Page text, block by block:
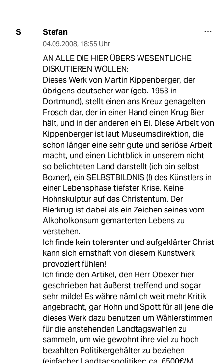
S Stefan
04.09.2008, 18:55 Uhr
AN ALLE DIE HIER ÜBERS WESENTLICHE
DISKUTIEREN WOLLEN:
Dieses Werk von Martin Kippenberger, der
übrigens deutscher war (geb. 1953 in
Dortmund), stellt einen ans Kreuz genagelten
Frosch dar, der in einer Hand einen Krug Bier
hält, und in der anderen ein Ei. Diese Arbeit von
Kippenberger ist laut Museumsdirektion, die
schon länger eine sehr gute und seriöse Arbeit
macht, und einen Lichtblick in unserem nicht
so belichteten Land darstellt (ich bin selbst
Bozner), ein SELBSTBILDNIS (!) des Künstlers in
einer Lebensphase tiefster Krise. Keine
Hohnskulptur auf das Christentum. Der
Bierkrug ist dabei als ein Zeichen seines vom
Alkoholkonsum gemarterten Lebens zu
verstehen.
Ich finde kein toleranter und aufgeklärter Christ
kann sich ernsthaft von diesem Kunstwerk
provoziert fühlen!
Ich finde den Artikel, den Herr Obexer hier
geschrieben hat äußerst treffend und sogar
sehr milde! Es währe nämlich weit mehr Kritik
angebracht, gar Hohn und Spott für all jene die
dieses Werk dazu benutzen um Wählerstimmen
für die anstehenden Landtagswahlen zu
sammeln, um wie gewohnt ihre viel zu hoch
bezahlten Politikergehälter zu beziehen